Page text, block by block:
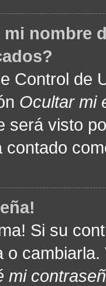
nombre
Control de
Ocultar mi
será visto
contado
Si su
o
mi